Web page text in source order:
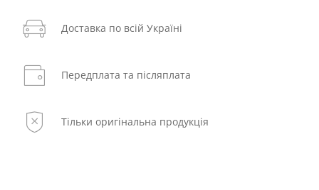
Доставка по всій Україні
Передплата та післяплата
Тільки оригінальна продукція